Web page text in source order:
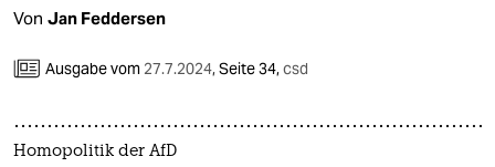
Von Jan Feddersen
Ausgabe vom 27.7.2024,Seite 34,csd
Homopolitik der AfD